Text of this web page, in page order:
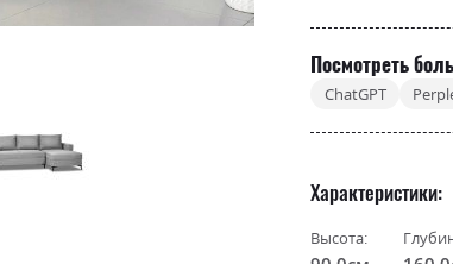
Посмотреть
ChatGPT
Характеристики
Высота: